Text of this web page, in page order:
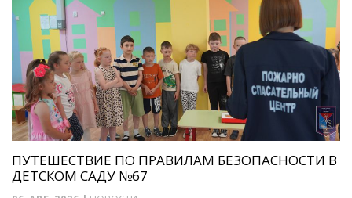
ПУТЕШЕСТВИЕ ПО ПРАВИЛАМ БЕЗОПАСНОСТИ В
ДЕТСКОМ САДУ №67